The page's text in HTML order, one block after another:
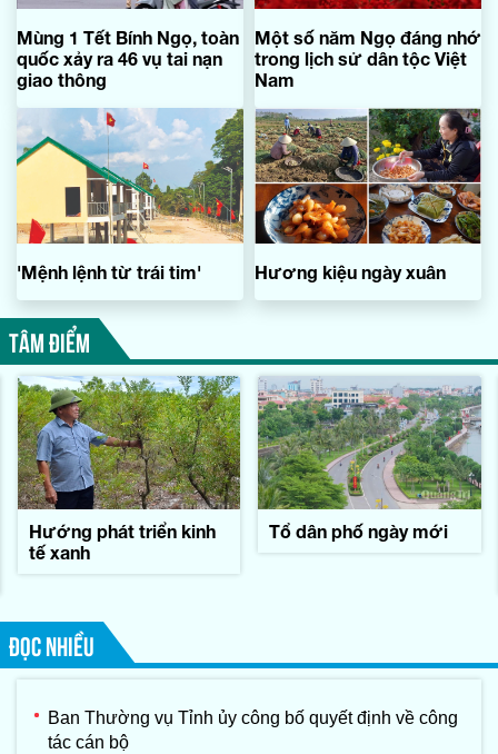
Mùng 1 Tết Bính Ngọ, toàn
quốc xảy ra 46 vụ tai nạn
giao thông
Một số năm Ngọ đáng nhớ
trong lịch sử dân tộc Việt
Nam
'Mệnh lệnh từ trái tim' Hương kiệu ngày xuân
TÂM ĐIỂM
Hướng phát triển kinh
tế xanh
Tổ dân phố ngày mới
ĐỌC NHIỀU
Ban Thường vụ Tỉnh ủy công bố quyết định về công
tác cán bộ